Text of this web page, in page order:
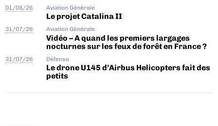
01/08/26 Aviation Générale
Le projet Catalina II
31/07/26 Aviation Générale
Vidéo – A quand les premiers largages
nocturnes sur les feux de forêt en France ?
31/07/26 Défense
Le drone U145 d’Airbus Helicopters fait des
petits